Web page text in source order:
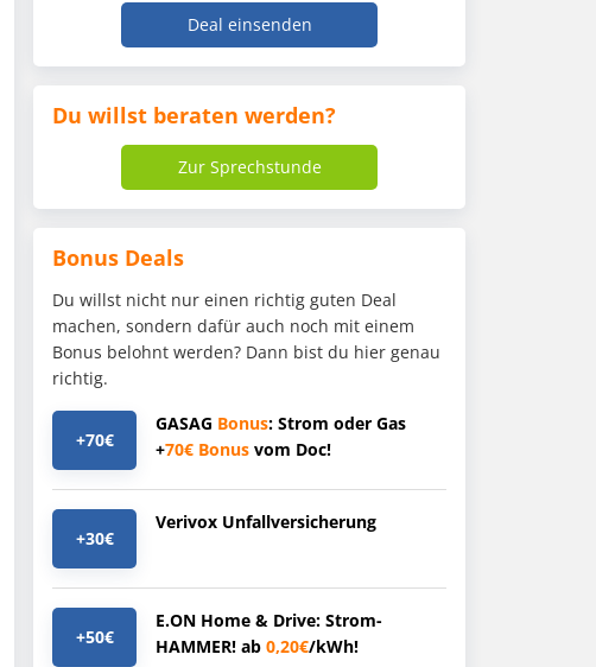
Deal einsenden
Du willst beraten werden?
Zur Sprechstunde
Bonus Deals
Du willst nicht nur einen richtig guten Deal
machen, sondern dafür auch noch mit einem
Bonus belohnt werden? Dann bist du hier genau
richtig.
+70€
GASAG Bonus: Strom oder Gas
+70€ Bonus vom Doc!
+30€
Verivox Unfallversicherung
+50€
E.ON Home & Drive: Strom-
HAMMER! ab 0,20€/kWh!